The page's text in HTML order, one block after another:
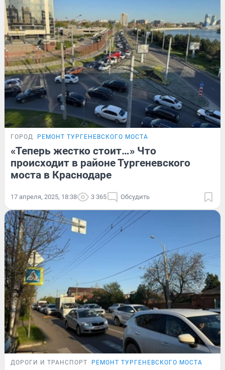
ГОРОД РЕМОНТ ТУРГЕНЕВСКОГО МОСТА
«Теперь жестко стоит…» Что
происходит в районе Тургеневского
моста в Краснодаре
17 апреля, 2025, 18:38 3 365 Обсудить
ДОРОГИ И ТРАНСПОРТ РЕМОНТ ТУРГЕНЕВСКОГО МОСТА